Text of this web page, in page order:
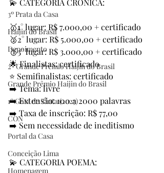
3º Prata da Casa
Haijin do Brasil
Depoimento
2º Grande Prêmio Haijin do Brasil
Grande Prêmio Haijin do Brasil
1º Gota de Tinta (2025)
CON
Portal da Casa
Conceição Lima
Homenagem
🥇1° lugar: R$ 7.000,00 + certificado
🥈2° lugar: R$ 5.000,00 + certificado
🥉3° lugar: R$ 3.000,00 + certificado
🌟 Finalistas: certificado
⭐ Semifinalistas: certificado
➡️ Tema: livre
➡️ Extensão: 100 a 2000 palavras
➡️ Taxa de inscrição: R$ 77,00
➡️ Sem necessidade de ineditismo
💫 CATEGORIA POEMA: